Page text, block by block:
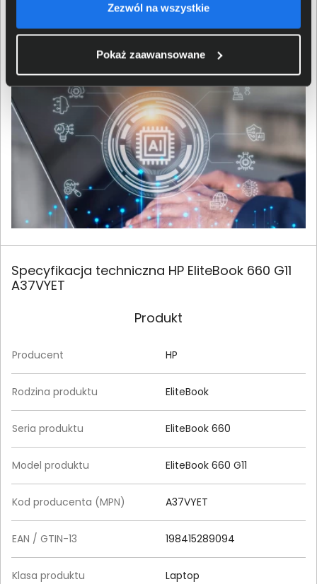
Zezwól na wszystkie
Pokaż zaawansowane
tylko. Trend ten zakorzenia się także w gamingu, co
przyniesie nie tylko ulepszenia istniejących już
rozwiązań, ale również nowe ekscytujące możliwości.
Specyfikacja techniczna HP EliteBook 660 G11
A37VYET
Produkt
Producent HP
Rodzina produktu EliteBook
Seria produktu EliteBook 660
Model produktu EliteBook 660 G11
Kod producenta (MPN) A37VYET
EAN / GTIN-13 198415289094
Klasa produktu Laptop